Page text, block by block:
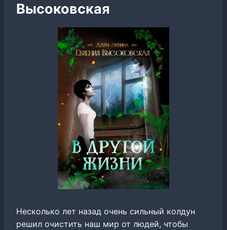
Высоковская
Несколько лет назад очень сильный колдун
решил очистить наш мир от людей, чтобы